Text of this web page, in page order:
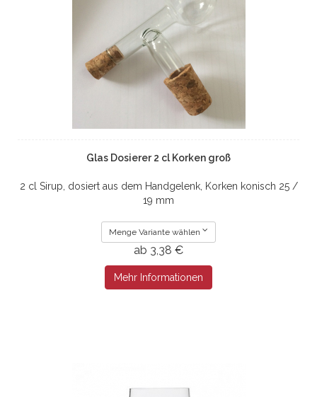
Glas Dosierer 2 cl Korken groß
2 cl Sirup, dosiert aus dem Handgelenk, Korken konisch 25 /
19 mm
Menge Variante wählen
ab 3,38 €
Mehr Informationen